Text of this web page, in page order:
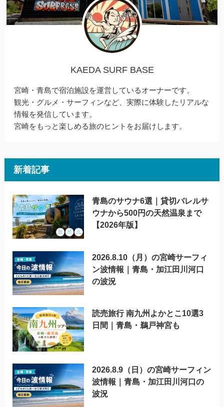
KAEDA SURF BASE
宮崎・青島で宿泊施設を運営しているオーナーです。
観光・グルメ・サーフィンなど、実際に体験したリアルな
情報を発信しています。
宮崎をもっと楽しめる旅のヒントをお届けします。
新着記事
青島のサウナ6選｜貸切バレルサ
ウナから500円の天然温泉まで
【2026年版】
2026.8.10（月）の宮崎サーフィ
ン波情報｜青島・加江田川河口
の波況
読売旅行 南九州よかとこ10選3
日間｜青島・鵜戸神宮も
2026.8.9（日）の宮崎サーフィン
波情報｜青島・加江田川河口の
波況